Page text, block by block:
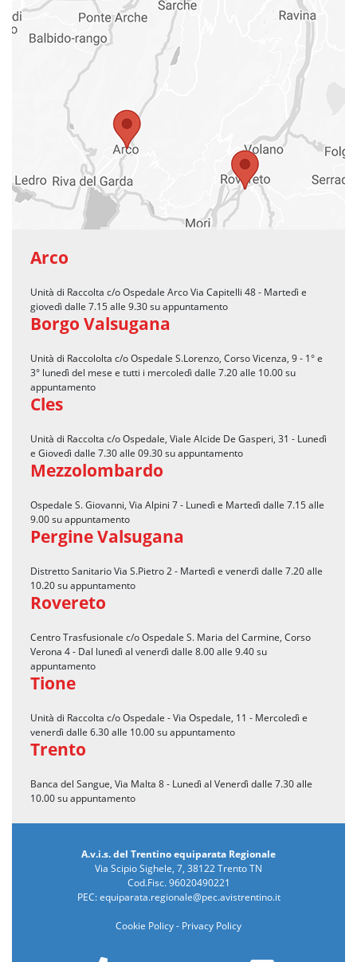
Arco
Unità di Raccolta c/o Ospedale Arco Via Capitelli 48 - Martedì e
giovedì dalle 7.15 alle 9.30 su appuntamento
Borgo Valsugana
Unità di Raccololta c/o Ospedale S.Lorenzo, Corso Vicenza, 9 - 1° e
3° lunedì del mese e tutti i mercoledì dalle 7.20 alle 10.00 su
appuntamento
Cles
Unità di Raccolta c/o Ospedale, Viale Alcide De Gasperi, 31 - Lunedì
e Giovedì dalle 7.30 alle 09.30 su appuntamento
Mezzolombardo
Ospedale S. Giovanni, Via Alpini 7 - Lunedì e Martedì dalle 7.15 alle
9.00 su appuntamento
Pergine Valsugana
Distretto Sanitario Via S.Pietro 2 - Martedì e venerdì dalle 7.20 alle
10.20 su appuntamento
Rovereto
Centro Trasfusionale c/o Ospedale S. Maria del Carmine, Corso
Verona 4 - Dal lunedì al venerdì dalle 8.00 alle 9.40 su
appuntamento
Tione
Unità di Raccolta c/o Ospedale - Via Ospedale, 11 - Mercoledì e
venerdì dalle 6.30 alle 10.00 su appuntamento
Trento
Banca del Sangue, Via Malta 8 - Lunedì al Venerdì dalle 7.30 alle
10.00 su appuntamento
A.v.i.s. del Trentino equiparata Regionale
Via Scipio Sighele, 7, 38122 Trento TN
Cod.Fisc. 96020490221
PEC:equiparata.regionale@pec.avistrentino.it
Cookie Policy- Privacy Policy